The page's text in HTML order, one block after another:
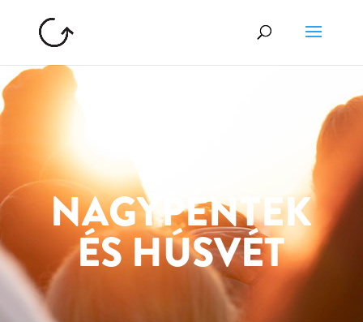
NAGYPÉNTEK
ÉS HÚSVÉT